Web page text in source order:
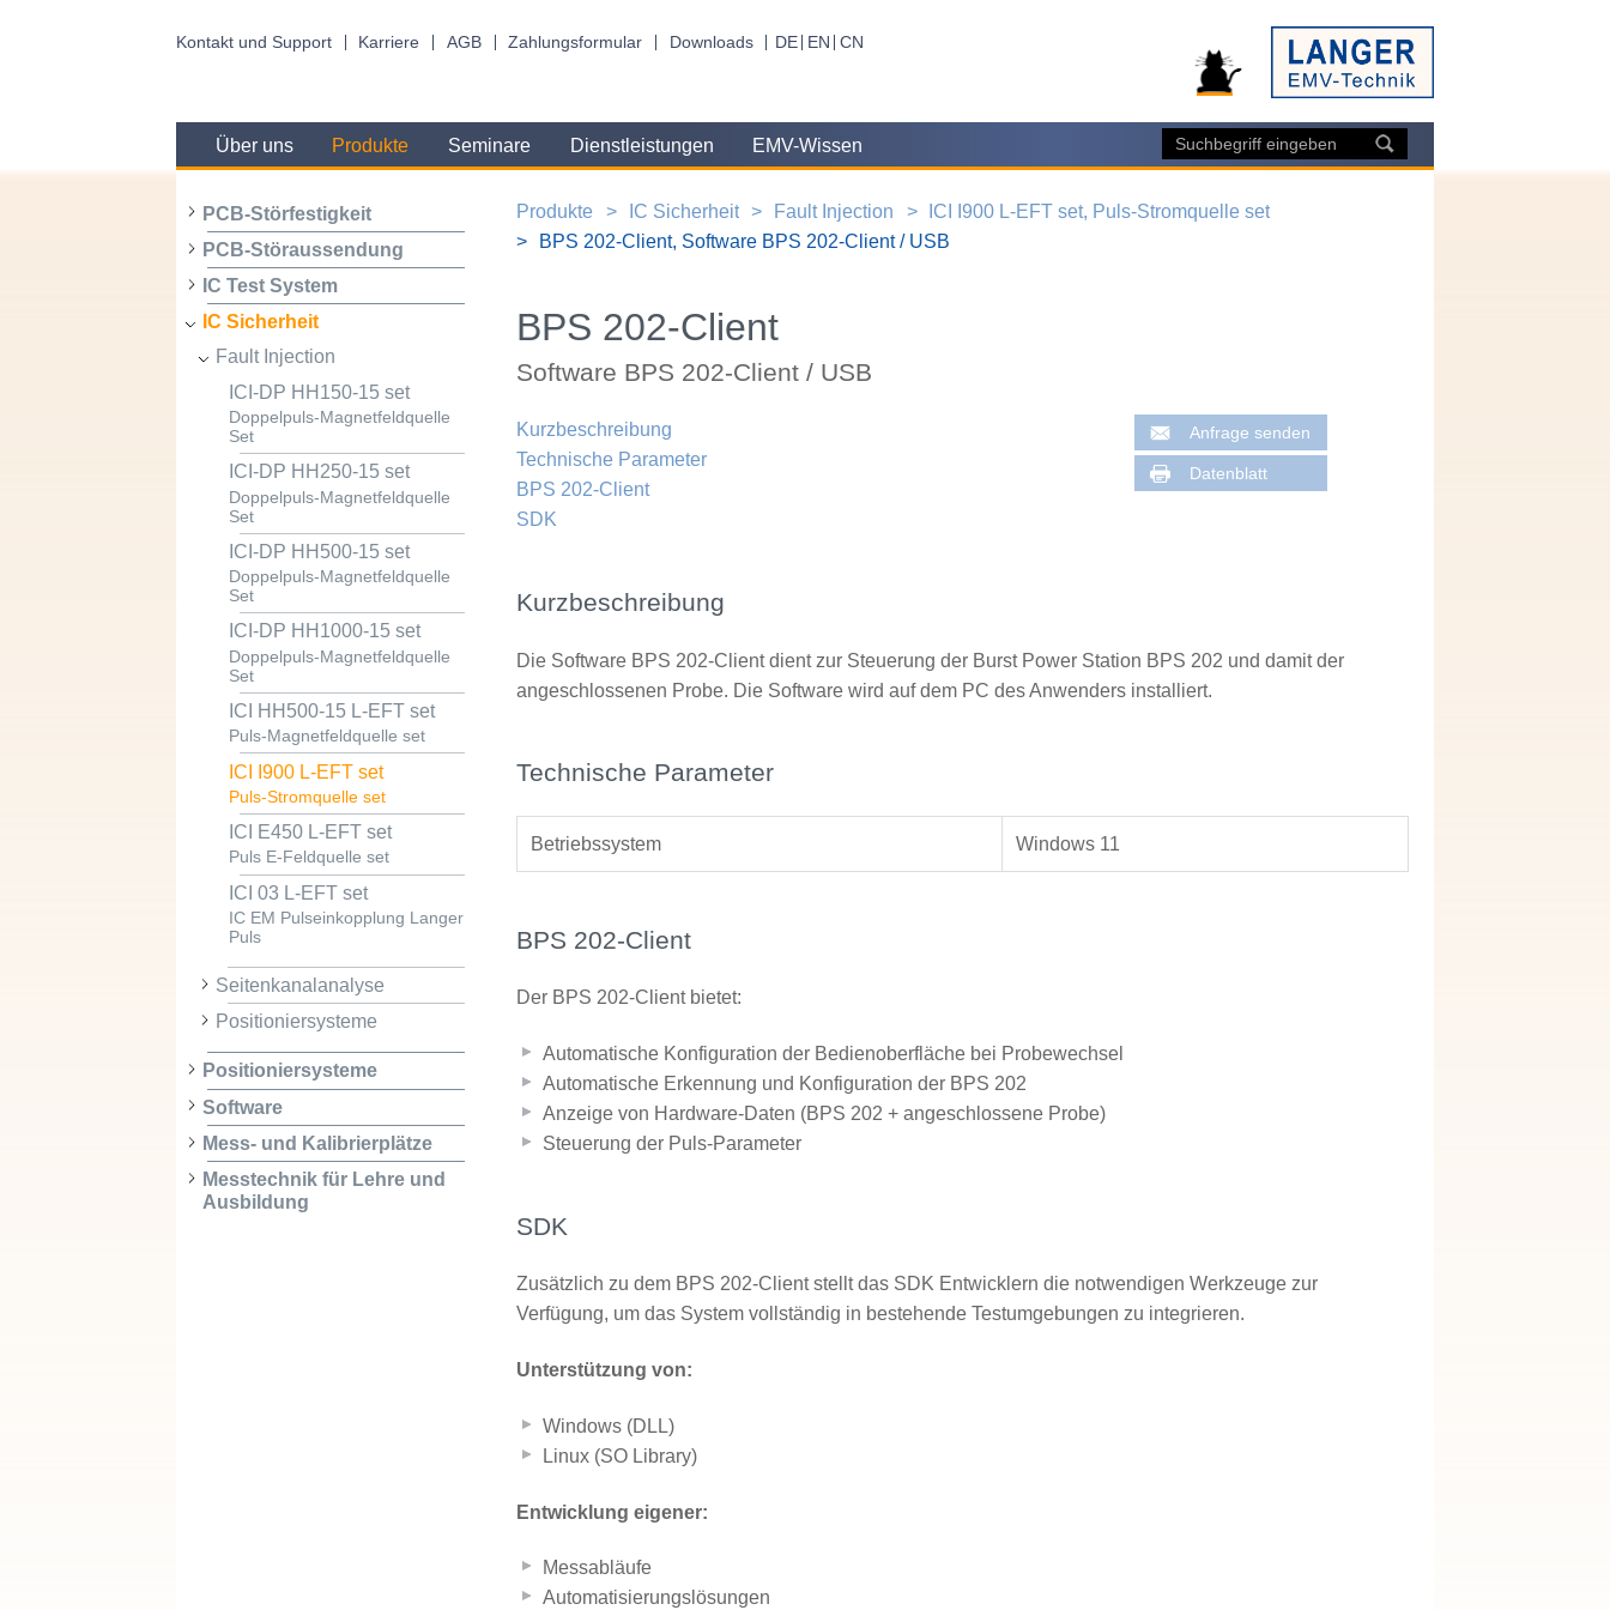
Kontakt und Support Karriere AGB Zahlungsformular Downloads DE EN CN
Über uns Produkte Seminare Dienstleistungen EMV-Wissen
PCB-Störfestigkeit
PCB-Störaussendung
IC Test System
IC Sicherheit
Fault Injection
ICI-DP HH150-15 set
Doppelpuls-Magnetfeldquelle
Set
ICI-DP HH250-15 set
Doppelpuls-Magnetfeldquelle
Set
ICI-DP HH500-15 set
Doppelpuls-Magnetfeldquelle
Set
ICI-DP HH1000-15 set
Doppelpuls-Magnetfeldquelle
Set
ICI HH500-15 L-EFT set
Puls-Magnetfeldquelle set
ICI I900 L-EFT set
Puls-Stromquelle set
ICI E450 L-EFT set
Puls E-Feldquelle set
ICI 03 L-EFT set
IC EM Pulseinkopplung Langer
Puls
Seitenkanalanalyse
Positioniersysteme
Positioniersysteme
Software
Mess- und Kalibrierplätze
Messtechnik für Lehre und
Ausbildung
Produkte IC Sicherheit Fault Injection
ICI I900 L-EFT set, Puls-Stromquelle set
BPS 202-Client, Software BPS 202-Client / USB
BPS 202-Client
Software BPS 202-Client / USB
Kurzbeschreibung
Technische Parameter
BPS 202-Client
SDK
Anfrage senden
Datenblatt
Kurzbeschreibung
Die Software BPS 202-Client dient zur Steuerung der Burst Power Station BPS 202 und damit der
angeschlossenen Probe. Die Software wird auf dem PC des Anwenders installiert.
Technische Parameter
Betriebssystem Windows 11
BPS 202-Client
Der BPS 202-Client bietet:
Automatische Konfiguration der Bedienoberfläche bei Probewechsel
Automatische Erkennung und Konfiguration der BPS 202
Anzeige von Hardware-Daten (BPS 202 + angeschlossene Probe)
Steuerung der Puls-Parameter
SDK
Zusätzlich zu dem BPS 202-Client stellt das SDK Entwicklern die notwendigen Werkzeuge zur
Verfügung, um das System vollständig in bestehende Testumgebungen zu integrieren.
Unterstützung von:
Windows (DLL)
Linux (SO Library)
Entwicklung eigener:
Messabläufe
Automatisierungslösungen